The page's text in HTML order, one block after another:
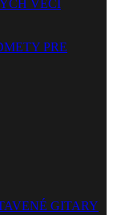
VECÍ
PRE
GITARY